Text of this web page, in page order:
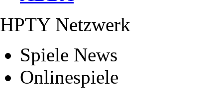
HPTY Netzwerk
Spiele News
Onlinespiele